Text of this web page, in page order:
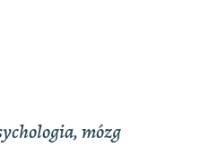
mózg